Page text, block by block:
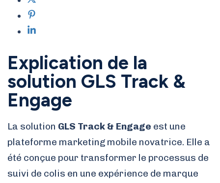
Explication de la
solution GLS Track &
Engage
La solution GLS Track & Engage est une
plateforme marketing mobile novatrice. Elle a
été conçue pour transformer le processus de
suivi de colis en une expérience de marque